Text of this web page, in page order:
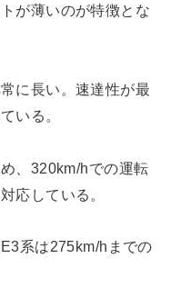
が薄いのが特徴とな
に長い。速達性が最
いる。
、320km/hでの運転
応している。
系は275km/hまでの